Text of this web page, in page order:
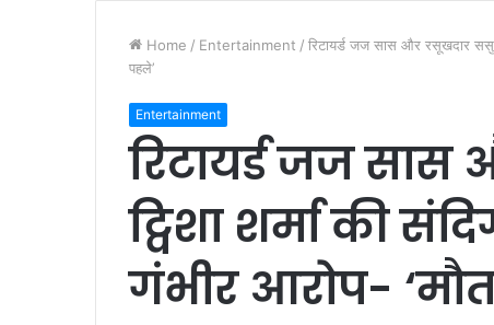
Home / Entertainment / रिटायर्ड जज सास और रसूखदार
पहले’
Entertainment
रिटायर्ड जज
ट्विशा शर्मा की
गंभीर आरोप-